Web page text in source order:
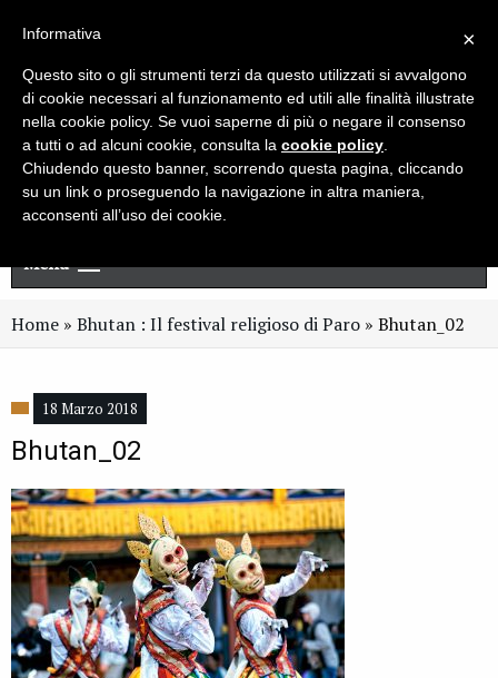
Newsletter
Menu
Home » Bhutan : Il festival religioso di Paro » Bhutan_02
18 Marzo 2018
Bhutan_02
×
Informativa
Questo sito o gli strumenti terzi da questo utilizzati si avvalgono
di cookie necessari al funzionamento ed utili alle finalità illustrate
nella cookie policy. Se vuoi saperne di più o negare il consenso
a tutti o ad alcuni cookie, consulta la cookie policy
Chiudendo questo banner, scorrendo questa pagina, cliccando
su un link o proseguendo la navigazione in altra maniera,
acconsenti all’uso dei cookie.